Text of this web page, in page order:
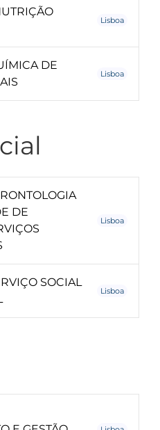
Lisboa
DE
Lisboa
DE
Lisboa
SOCIAL
Lisboa